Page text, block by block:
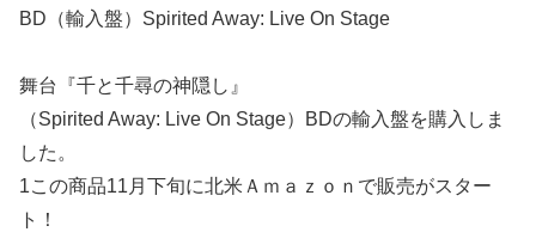
BD（輸入盤）Spirited Away: Live On Stage
舞台『千と千尋の神隠し』
（Spirited Away: Live On Stage）BDの輸入盤を購入しま
した。
1この商品11月下旬に北米Ａｍａｚｏｎで販売がスター
ト！